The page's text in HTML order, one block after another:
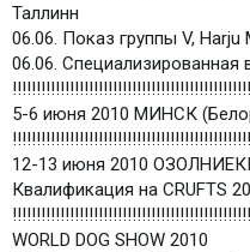
Таллинн
06.06. Показ группы V, Harju
06.06. Специализированная
5-6 июня 2010 МИНСК
12-13 июня 2010
Квалификация на CRUFTS
WORLD DOG SHOW 2010